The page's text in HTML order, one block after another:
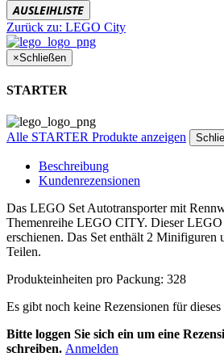
AUSLEIHLISTE
Zurück zu: LEGO City
×Schließen
STARTER
Alle STARTER Produkte anzeigen
Beschreibung
Kundenrezensionen
Das LEGO Set Autotransporter mit
Themenreihe LEGO CITY. Dieser LEGO
erschienen. Das Set enthält 2 Minifiguren
Teilen.
Produkteinheiten pro Packung: 328
Es gibt noch keine Rezensionen für
Bitte loggen Sie sich ein um eine
schreiben. Anmelden